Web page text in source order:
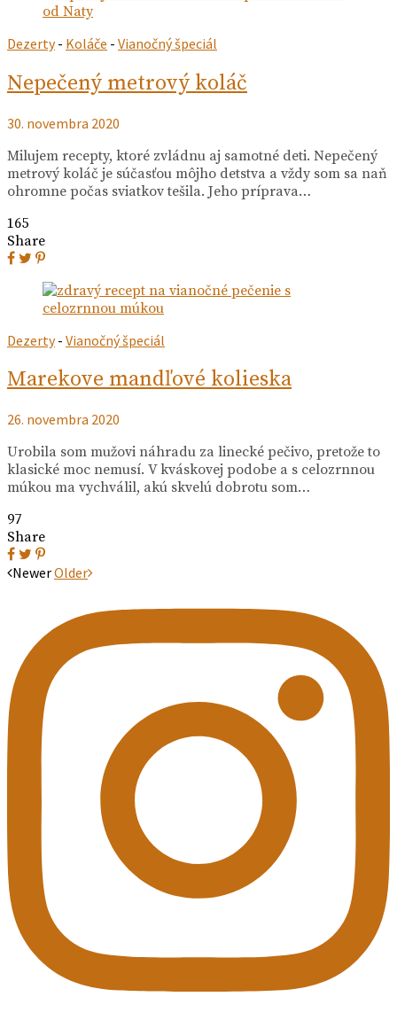
Dezerty- Koláče - Vianočný špeciál
Nepečený metrový koláč
30. novembra 2020
Milujem recepty, ktoré zvládnu aj samotné deti. Nepečený
metrový koláč je súčasťou môjho detstva a vždy som sa naň
ohromne počas sviatkov tešila. Jeho príprava…
165
Share
Dezerty- Vianočný špeciál
Marekove mandľové kolieska
26. novembra 2020
Urobila som mužovi náhradu za linecké pečivo, pretože to
klasické moc nemusí. V kváskovej podobe a s celozrnnou
múkou ma vychválil, akú skvelú dobrotu som…
97
Share
Posts
navigation
NewerOlder